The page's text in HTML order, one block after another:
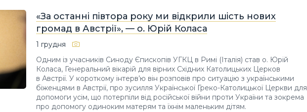
«За останні півтора року ми відкрили шість нових
громад в Австрії», — о. Юрій Коласа
1 грудня
Одним із учасників Синоду Єпископів УГКЦ в Римі (Італія) став о. Юрій
Коласа, Генеральний вікарій для вірних Східних Католицьких Церков
в Австрії. У короткому інтерв’ю він розповів про ситуацію з українськими
біженцями в Австрії, про зусилля Української Греко-Католицької Церкви для
допомоги усім, що потерпіли від російської війни проти України та зокрема
про допомогу одиноким матерям та їхнім маленьким дітям.